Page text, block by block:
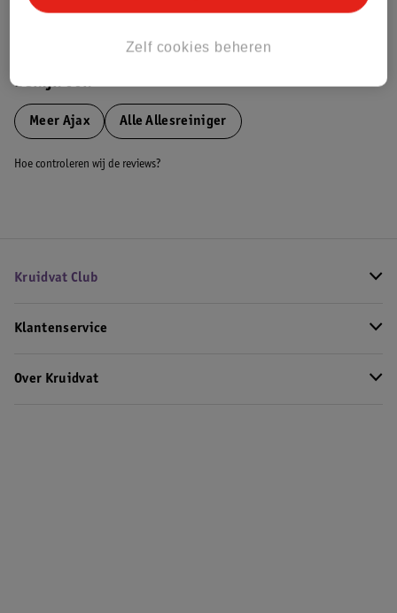
Bestel & Bezorginformatie
Bekijk ook
Meer Ajax Alle Allesreiniger
Hoe controleren wij de reviews?
Kruidvat Club
Klantenservice
Over Kruidvat
Zelf cookies beheren